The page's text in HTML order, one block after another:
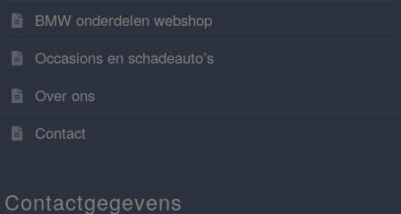
BMW onderdelen webshop
Occasions en schadeauto’s
Over ons
Contact
Contactgegevens